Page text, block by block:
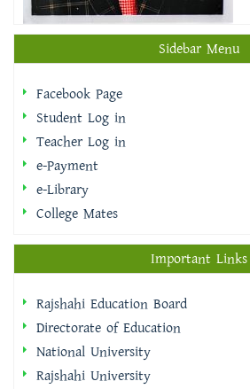
Sidebar Menu
Facebook Page
Student Log in
Teacher Log in
e-Payment
e-Library
College Mates
Important Links
Rajshahi Education Board
Directorate of Education
National University
Rajshahi University